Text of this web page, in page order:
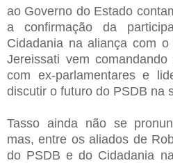
ao Governo do Estado
a confirmação da
Cidadania na aliança com
Jereissati vem
com ex-parlamentares e
discutir o futuro do PSDB na
Tasso ainda não se
mas, entre os aliados de
do PSDB e do Cidadania